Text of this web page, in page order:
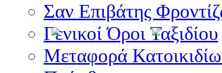
Σαν Επιβάτης
Γενικοί Όροι Ταξιδίου
Μεταφορά